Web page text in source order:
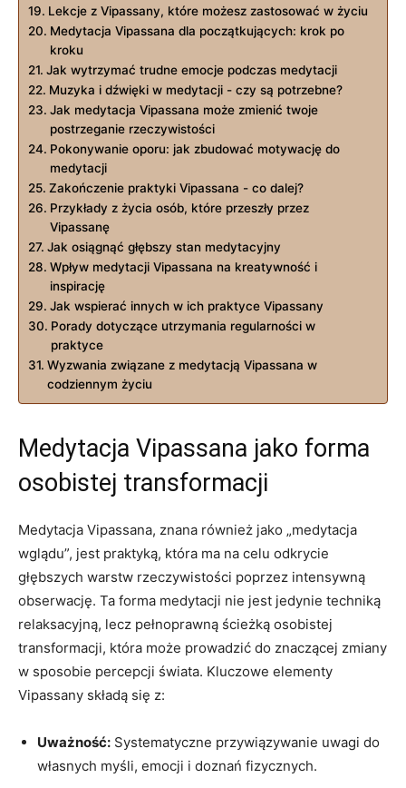
Lekcje z Vipassany, które możesz ‌zastosować w życiu
Medytacja Vipassana dla początkujących: krok po
kroku
Jak wytrzymać​ trudne emocje podczas medytacji
Muzyka i dźwięki w medytacji‍ -‍ czy ⁢są ⁣potrzebne?
Jak medytacja Vipassana może zmienić twoje
postrzeganie ⁢rzeczywistości
Pokonywanie oporu: jak‌ zbudować motywację do
medytacji
Zakończenie praktyki Vipassana ⁢- co dalej?
Przykłady z życia osób, które przeszły przez
Vipassanę
Jak osiągnąć głębszy stan medytacyjny
Wpływ medytacji Vipassana na kreatywność i ​
inspirację
Jak wspierać​ innych w ich praktyce⁣ Vipassany
Porady⁤ dotyczące utrzymania regularności w
⁢praktyce
Wyzwania związane z medytacją Vipassana‍ w
codziennym ⁣życiu
Medytacja Vipassana jako forma
osobistej transformacji
Medytacja Vipassana, znana również⁣ jako „medytacja
wglądu”, jest praktyką, która ma ​na celu⁢ odkrycie
głębszych warstw rzeczywistości poprzez intensywną
obserwację. Ta forma medytacji nie jest⁤ jedynie techniką⁢
relaksacyjną,‍ lecz pełnoprawną ścieżką osobistej⁣
transformacji, która‌ może prowadzić do znaczącej zmiany
w sposobie percepcji świata. Kluczowe ⁣elementy
Vipassany składą się z:
Uważność: Systematyczne​ przywiązywanie uwagi do
własnych myśli, emocji i doznań fizycznych.